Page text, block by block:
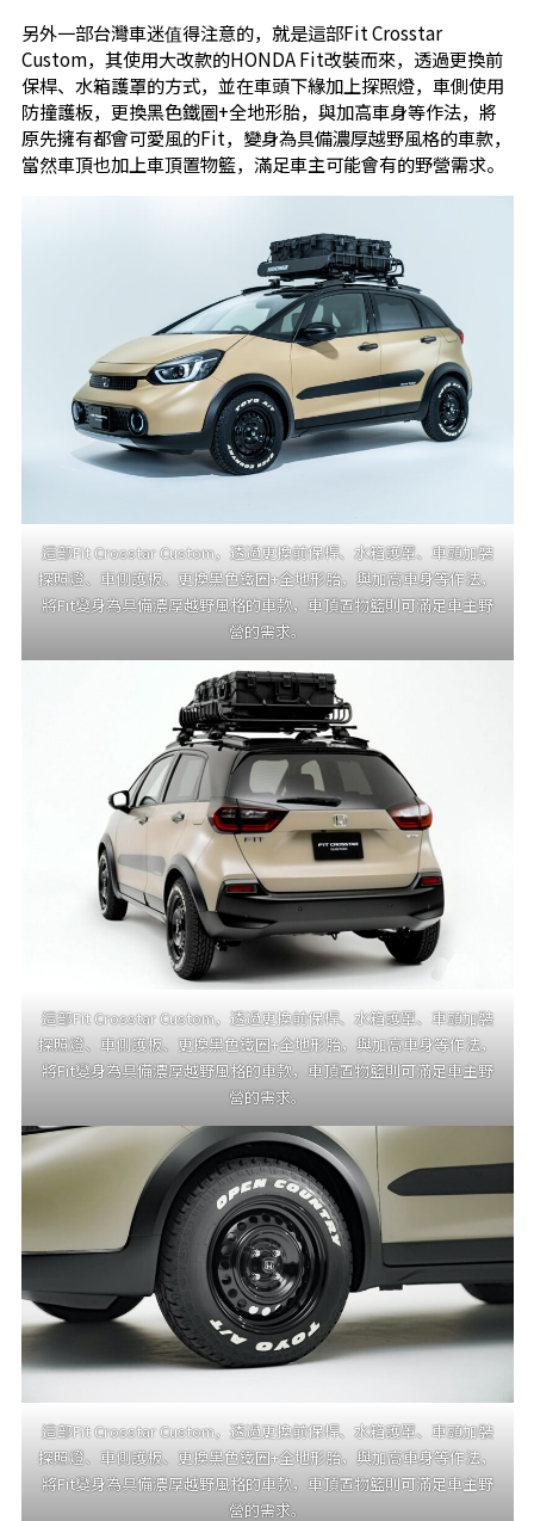
另外一部台灣車迷值得注意的，就是這部Fit Crosstar
Custom，其使用大改款的HONDA Fit改裝而來，透過更換前
保桿、水箱護罩的方式，並在車頭下緣加上探照燈，車側使用
防撞護板，更換黑色鐵圈+全地形胎，與加高車身等作法，將
原先擁有都會可愛風的Fit，變身為具備濃厚越野風格的車款，
當然車頂也加上車頂置物籃，滿足車主可能會有的野營需求。
這部Fit Crosstar Custom，透過更換前保桿、水箱護罩、車頭加裝
探照燈、車側護板、更換黑色鐵圈+全地形胎，與加高車身等作法，
將Fit變身為具備濃厚越野風格的車款，車頂置物籃則可滿足車主野
營的需求。
這部Fit Crosstar Custom，透過更換前保桿、水箱護罩、車頭加裝
探照燈、車側護板、更換黑色鐵圈+全地形胎，與加高車身等作法，
將Fit變身為具備濃厚越野風格的車款，車頂置物籃則可滿足車主野
營的需求。
這部Fit Crosstar Custom，透過更換前保桿、水箱護罩、車頭加裝
探照燈、車側護板、更換黑色鐵圈+全地形胎，與加高車身等作法，
將Fit變身為具備濃厚越野風格的車款，車頂置物籃則可滿足車主野
營的需求。